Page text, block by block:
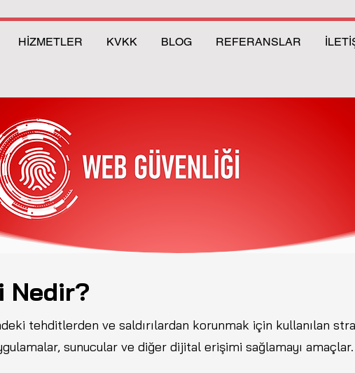
HİZMETLER KVKK BLOG REFERANSLAR
Nedir?
tehditlerden ve saldırılardan korunmak için kullanılan
sunucular ve diğer dijital erişimi sağlamayı amaçlar.